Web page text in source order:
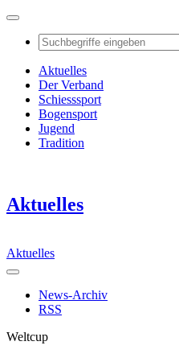
Aktuelles
Der Verband
Schiesssport
Bogensport
Jugend
Tradition
Aktuelles
Aktuelles
News-Archiv
RSS
Weltcup